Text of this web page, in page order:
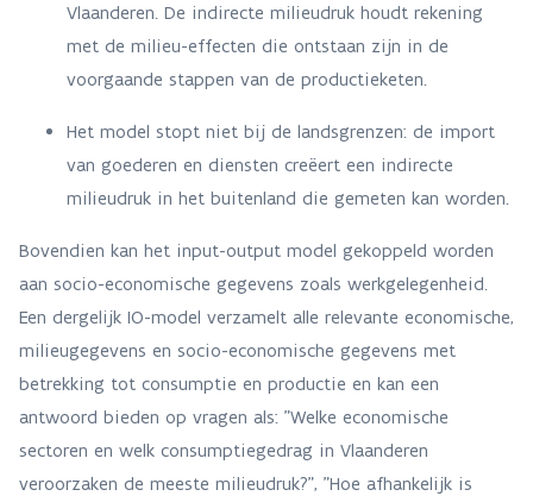
Vlaanderen. De indirecte milieudruk houdt rekening
met de milieu-effecten die ontstaan zijn in de
voorgaande stappen van de productieketen.
Het model stopt niet bij de landsgrenzen: de import
van goederen en diensten creëert een indirecte
milieudruk in het buitenland die gemeten kan worden.
Bovendien kan het input-output model gekoppeld worden
aan socio-economische gegevens zoals werkgelegenheid.
Een dergelijk IO-model verzamelt alle relevante economische,
milieugegevens en socio-economische gegevens met
betrekking tot consumptie en productie en kan een
antwoord bieden op vragen als: "Welke economische
sectoren en welk consumptiegedrag in Vlaanderen
veroorzaken de meeste milieudruk?", "Hoe afhankelijk is